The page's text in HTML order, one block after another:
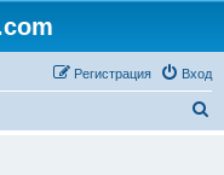
Вход
Регистрация